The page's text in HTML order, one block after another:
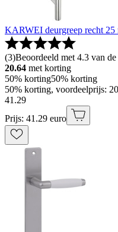
KARWEI deurgreep recht 25
(3)Beoordeeld met 4.3 van
20.64 met korting
50% korting50% korting
50% korting, voordeelprijs:
41 .29
Prijs: 41.29 euro